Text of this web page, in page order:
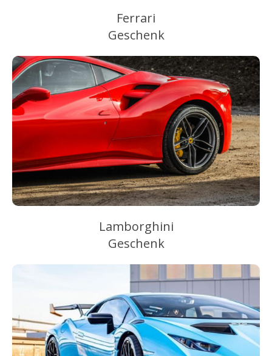
Ferrari
Geschenk
Lamborghini
Geschenk